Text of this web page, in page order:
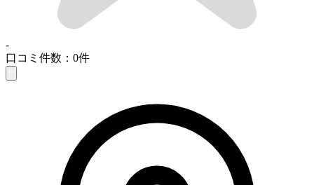
-
口コミ件数：0件